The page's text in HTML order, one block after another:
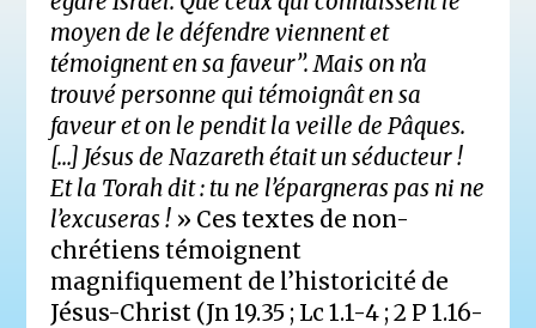
moyen de le défendre viennent et
témoignent en sa faveur’’. Mais on n’a
trouvé personne qui témoignât en sa
faveur et on le pendit la veille de Pâques.
[…] Jésus de Nazareth était un séducteur !
Et la Torah dit : tu ne l’épargneras pas ni ne
l’excuseras ! » Ces textes de non-
chrétiens témoignent
magnifiquement de l’historicité de
Jésus-Christ (Jn 19.35 ; Lc 1.1-4 ; 2 P 1.16-